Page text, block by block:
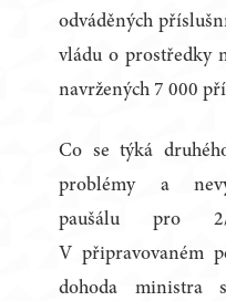
odváděných
vládu o prostředky
navržených 7 000
Co se týká
problémy a
paušálu pro
V připravovaném
dohoda ministra